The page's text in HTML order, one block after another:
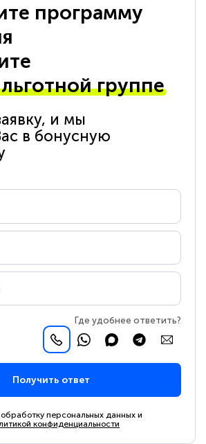
программу
группе
и мы
в бонусную
Где удобнее ответить?
Получить ответ
персональных данных и
конфиденциальности